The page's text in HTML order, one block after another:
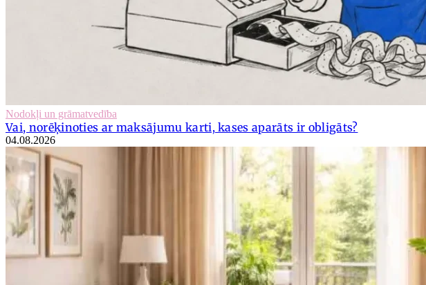
Nodokļi un grāmatvedība
Vai, norēķinoties ar maksājumu karti, kases aparāts ir obligāts?
04.08.2026